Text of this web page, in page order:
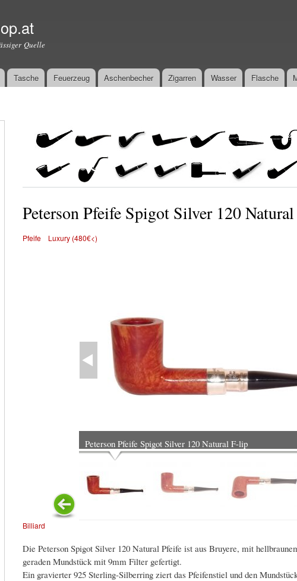
Quelle
Tasche Feuerzeug Aschenbecher Zigarren Wasser Flasche
Peterson Pfeife Spigot Silver 120
Pfeife Luxury (480€<)
Peterson Pfeife Spigot Silver 120 Natural F-lip
Billiard
Die Peterson Spigot Silver 120 Natural Pfeife ist aus Bruyere, mit
geraden Mundstück mit 9mm Filter gefertigt.
Ein gravierter 925 Sterling-Silberring ziert das Pfeifenstiel und den